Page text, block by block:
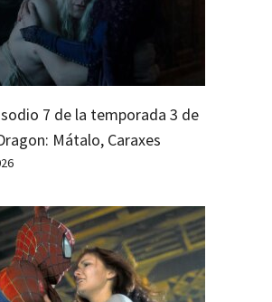
7 de la temporada 3 de
Mátalo, Caraxes